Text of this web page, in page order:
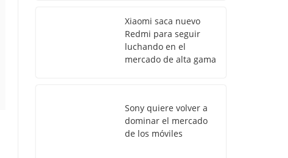
Xiaomi saca nuevo
Redmi para seguir
luchando en el
mercado de alta gama
Sony quiere volver a
dominar el mercado
de los móviles